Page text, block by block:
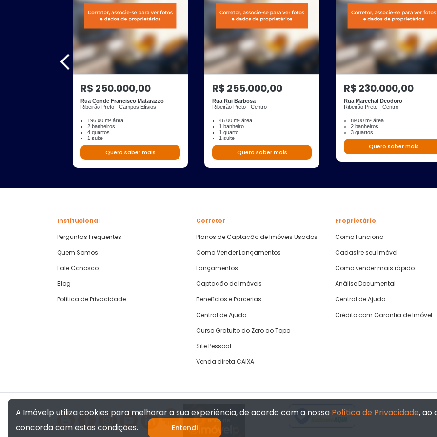
R$ 250.000,00
Rua Conde Francisco Matarazzo
Ribeirão Preto - Campos Elísios
196.00 m² área
2 banheiros
4 quartos
1 suite
Quero saber mais
R$ 255.000,00
Rua Rui Barbosa
Ribeirão Preto - Centro
46.00 m² área
1 banheiro
1 quarto
1 suite
Quero saber mais
R$ 230.000,00
Rua Marechal Deodoro
Ribeirão Preto - Centro
89.00 m² área
2 banheiros
3 quartos
Quero saber mais
Institucional
Perguntas Frequentes
Quem Somos
Fale Conosco
Blog
Política de Privacidade
Corretor
Planos de Captação de Imóveis Usados
Como Vender Lançamentos
Lançamentos
Captação de Imóveis
Benefícios e Parcerias
Central de Ajuda
Curso Gratuito do Zero ao Topo
Site Pessoal
Venda direta CAIXA
Proprietário
Como Funciona
Cadastre seu Imóvel
Como vender mais rápido
Análise Documental
Central de Ajuda
Crédito com Garantia de Imóvel
Verificada por
A Imóvelp utiliza cookies para melhorar a sua experiência, de acordo com a nossa Política de Privacidade, ao
concorda com estas condições.
Entendi